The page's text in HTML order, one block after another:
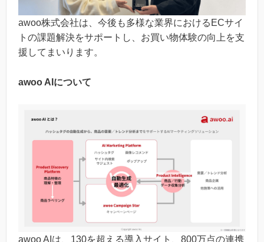
awoo株式会社は、今後も多様な業界におけるECサイ
トの課題解決をサポートし、お買い物体験の向上を支
援してまいります。
awoo AIについて
awoo AIは、130を超える導入サイト、800万点の連携